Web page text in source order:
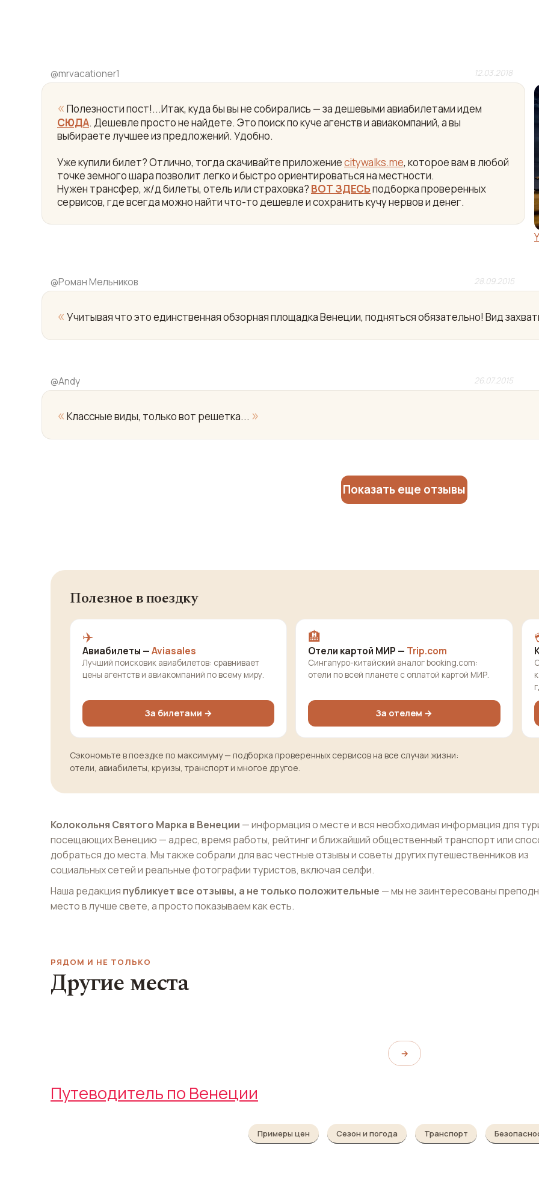
@mrvacationer1 12.03.2018
« Полезности пост!...Итак, куда бы вы не собирались — за дешевыми авиабилетами идем
СЮДА. Дешевле просто не найдете. Это поиск по куче агенств и авиакомпаний, а вы
выбираете лучшее из предложений. Удобно.
Уже купили билет? Отлично, тогда скачивайте приложениеcitywalks.me, которое вам в любой
точке земного шара позволит легко и быстро ориентироваться на местности.
Нужен трансфер, ж/д билеты, отель или страховка? ВОТ ЗДЕСЬподборка проверенных
сервисов, где всегда можно найти что-то дешевле и сохранить кучу нервов и денег.
@Роман Мельников 28.09.2015
« Учитывая что это единственная обзорная площадка Венеции, подняться обязательно! Вид
@Andy 26.07.2015
« Классные виды, только вот решетка... »
Показать еще отзывы
Полезное в поездку
✈️
Авиабилеты —Aviasales
Лучший поисковик авиабилетов: сравнивает
цены агентств и авиакомпаний по всему миру.
За билетами →
🏨
Отели картой МИР — Trip.com
Сингапуро-китайский аналог booking.com:
отели по всей планете с оплатой картой МИР.
За отелем →
Сэкономьте в поездке по максимуму — подборка проверенных сервисов на все случаи жизни:
отели, авиабилеты, круизы, транспорт и многое другое.
Колокольня Святого Марка в Венеции — информация о месте и вся необходимая информация для
посещающих Венецию — адрес, время работы, рейтинг и ближайший общественный транспорт или
добраться до места. Мы также собрали для вас честные отзывы и советы других путешественников из
социальных сетей и реальные фотографии туристов, включая селфи.
Наша редакция публикует все отзывы, а не только положительные — мы не заинтересованы
место в лучше свете, а просто показываем как есть.
РЯДОМ И НЕ ТОЛЬКО
Другие места
Сэндвич-бар Bacareto da
Lele
→
Путеводитель по Венеции
Примеры цен Сезон и погода Транспорт